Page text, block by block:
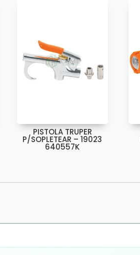
PISTOLA TRUPER
P/SOPLETEAR – 19023
640557K